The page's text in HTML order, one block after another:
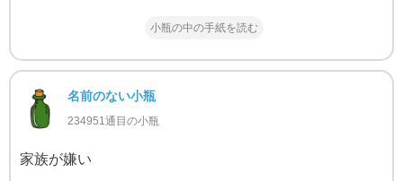
小瓶の中の手紙を読む
名前のない小瓶
234951通目の小瓶
家族が嫌い